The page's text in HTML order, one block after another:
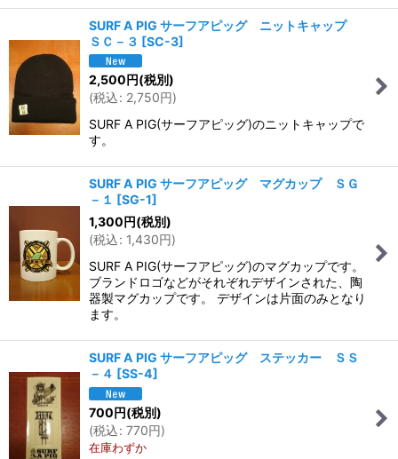
SURF A PIG サーフアピッグ ニットキャップ
ＳＣ－３ [SC-3]
2,500円(税別)
(税込: 2,750円)
SURF A PIG(サーフアピッグ)のニットキャップで
す。
SURF A PIG サーフアピッグ マグカップ ＳＧ
－１ [SG-1]
1,300円(税別)
(税込: 1,430円)
SURF A PIG(サーフアピッグ)のマグカップです。
ブランドロゴなどがそれぞれデザインされた、陶
器製マグカップです。 デザインは片面のみとなり
ます。
SURF A PIG サーフアピッグ ステッカー ＳＳ
－４ [SS-4]
700円(税別)
(税込: 770円)
在庫わずか